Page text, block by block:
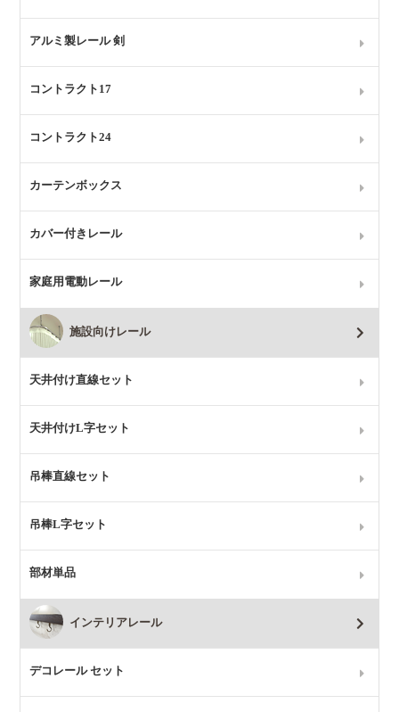
アルミ製レール 剣
コントラクト17
コントラクト24
カーテンボックス
カバー付きレール
家庭用電動レール
施設向けレール
天井付け直線セット
天井付けL字セット
吊棒直線セット
吊棒L字セット
部材単品
インテリアレール
デコレール セット